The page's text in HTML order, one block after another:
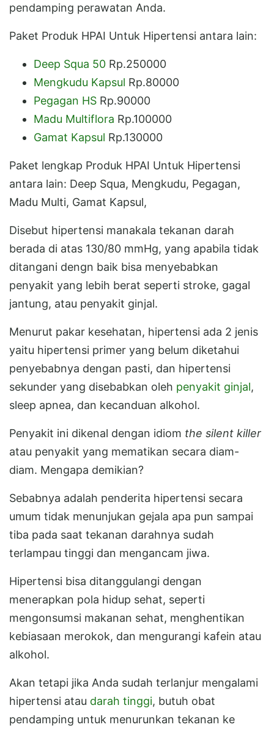
pendamping perawatan Anda.
Paket Produk HPAI Untuk Hipertensi antara lain:
Deep Squa 50 Rp.250000
Mengkudu Kapsul Rp.80000
Pegagan HS Rp.90000
Madu Multiflora Rp.100000
Gamat Kapsul Rp.130000
Paket lengkap Produk HPAI Untuk Hipertensi
antara lain: Deep Squa, Mengkudu, Pegagan,
Madu Multi, Gamat Kapsul,
Disebut hipertensi manakala tekanan darah
berada di atas 130/80 mmHg, yang apabila tidak
ditangani dengn baik bisa menyebabkan
penyakit yang lebih berat seperti stroke, gagal
jantung, atau penyakit ginjal.
Menurut pakar kesehatan, hipertensi ada 2 jenis
yaitu hipertensi primer yang belum diketahui
penyebabnya dengan pasti, dan hipertensi
sekunder yang disebabkan oleh penyakit ginjal,
sleep apnea, dan kecanduan alkohol.
Penyakit ini dikenal dengan idiom the silent killer
atau penyakit yang mematikan secara diam-
diam. Mengapa demikian?
Sebabnya adalah penderita hipertensi secara
umum tidak menunjukan gejala apa pun sampai
tiba pada saat tekanan darahnya sudah
terlampau tinggi dan mengancam jiwa.
Hipertensi bisa ditanggulangi dengan
menerapkan pola hidup sehat, seperti
mengonsumsi makanan sehat, menghentikan
kebiasaan merokok, dan mengurangi kafein atau
alkohol.
Akan tetapi jika Anda sudah terlanjur mengalami
hipertensi atau darah tinggi, butuh obat
pendamping untuk menurunkan tekanan ke